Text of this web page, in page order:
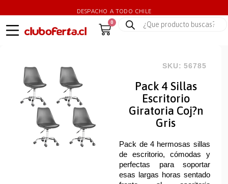
DESPACHO A TODO CHILE
0
SKU: 56785
Pack 4 Sillas
Escritorio
Giratoria Coj?n
Gris
Pack de 4 hermosas sillas
de escritorio, cómodas y
perfectas para soportar
esas largas horas sentado